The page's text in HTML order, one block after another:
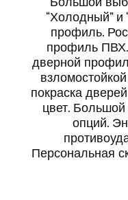
“Холодный”
профиль.
профиль
дверной
покраска
цвет.
опций.
Персональная